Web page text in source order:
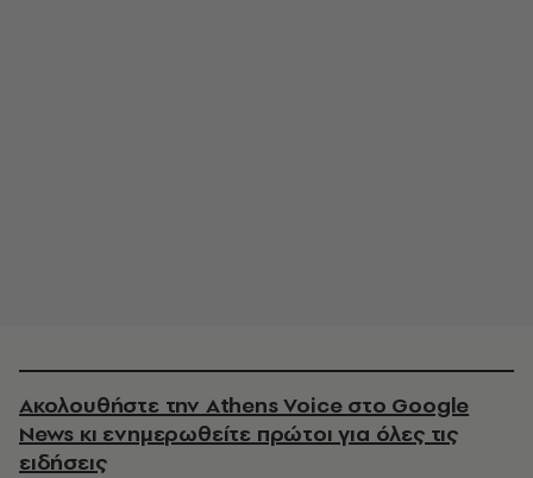
Ακολουθήστε την Athens Voice στο Google
News κι ενημερωθείτε πρώτοι για όλες τις
ειδήσεις